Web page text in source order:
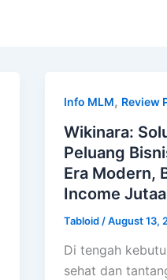
Info MLM, Review
Wikinara:
Peluang
Era Modern,
Income
Tabloid /August 13,
Di tengah
sehat dan